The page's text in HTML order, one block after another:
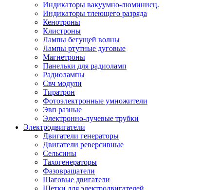
Индикаторы вакуумно-люминисц.
Индикаторы тлеющего разряда
Кенотроны
Клистроны
Лампы бегущей волны
Лампы ртутные дуговые
Магнетроны
Панельки для радиоламп
Радиолампы
Свч модули
Тиратрон
Фотоэлектронные умножители
Эвп разные
Электронно-лучевые трубки
Электродвигатели
Двигатели генераторы
Двигатели реверсивные
Сельсины
Тахогенераторы
Фазовращатели
Шаговые двигатели
Щетки для электродвигателей